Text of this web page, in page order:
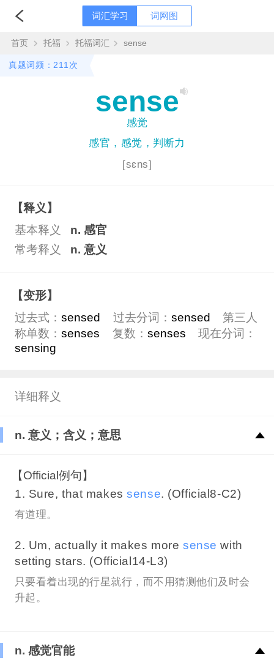
词汇学习 词网图
首页 托福 托福词汇 sense
真题词频：211次
sense
感觉
感官，感觉，判断力
[sɛns]
【释义】
基本释义
n. 感官
常考释义
n. 意义
【变形】
过去式： sensed 过去分词： sensed
第三人
称单数： senses 复数： senses
现在分词：
sensing
详细释义
n. 意义；含义；意思
【Official例句】
1. Sure, that makessense. (Official8-C2)
有道理。
2. Um, actually it makes moresense with
setting stars. (Official14-L3)
只要看着出现的行星就行，而不用猜测他们及时会
升起。
n. 感觉官能